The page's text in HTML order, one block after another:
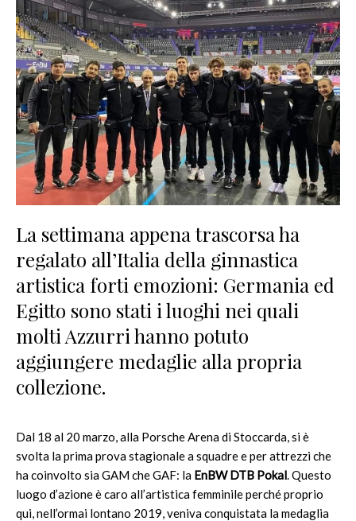
La settimana appena trascorsa ha
regalato all’Italia della ginnastica
artistica forti emozioni: Germania ed
Egitto sono stati i luoghi nei quali
molti Azzurri hanno potuto
aggiungere medaglie alla propria
collezione.
Dal 18 al 20 marzo, alla Porsche Arena di Stoccarda, si è
svolta la prima prova stagionale a squadre e per attrezzi che
ha coinvolto sia GAM che GAF: la EnBW DTB Pokal . Questo
luogo d’azione è caro all’artistica femminile perché proprio
qui, nell’ormai lontano 2019, veniva conquistata la medaglia